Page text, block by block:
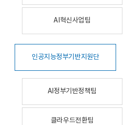
AI혁신사업팀
인공지능정부기반지원단
AI정부기반정책팀
클라우드전환팀